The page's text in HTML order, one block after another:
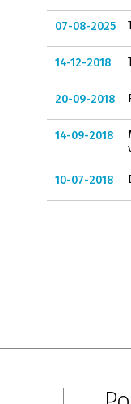
07-08-2025
14-12-2018
20-09-2018
14-09-2018
10-07-2018